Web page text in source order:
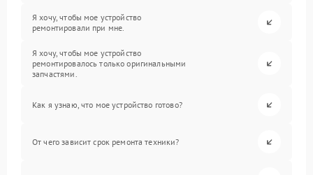
Я хочу, чтобы мое устройство
ремонтировали при мне.
Я хочу, чтобы мое устройство
ремонтировалось только оригинальными
запчастями.
Как я узнаю, что мое устройство готово?
От чего зависит срок ремонта техники?